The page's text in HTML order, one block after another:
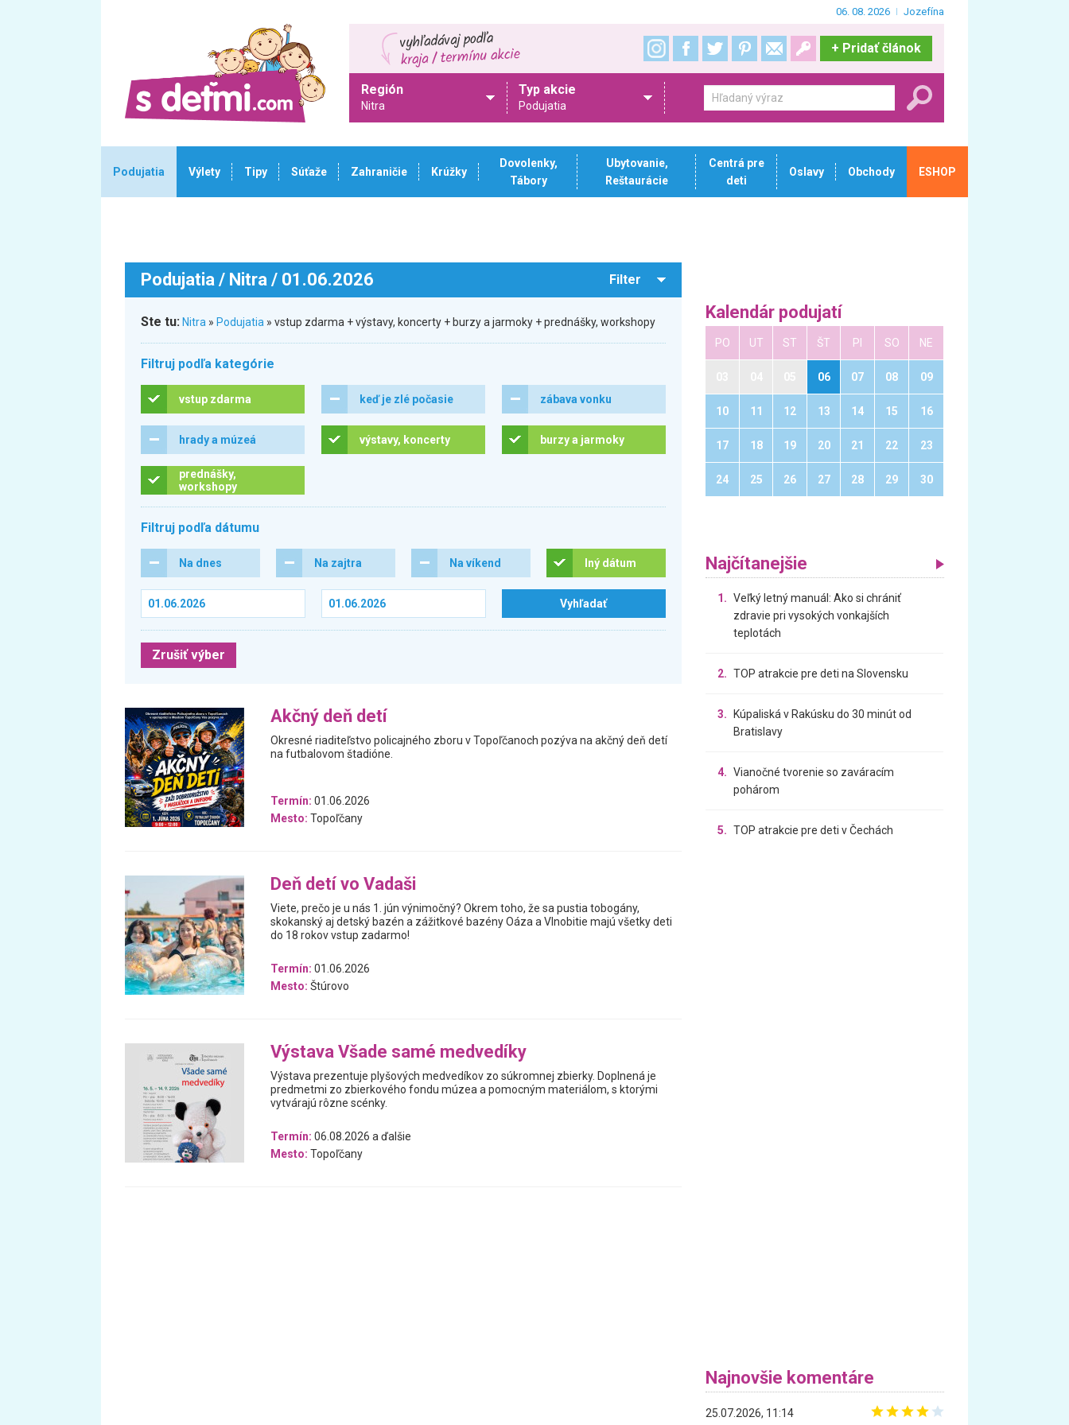
06. 08. 2026 Jozefína
+ Pridať článok
Región
Nitra
Typ akcie
Podujatia
Podujatia Výlety Tipy Súťaže Zahraničie Krúžky
Dovolenky,
Tábory
Ubytovanie,
Reštaurácie
Centrá pre
deti
Oslavy Obchody ESHOP
Podujatia / Nitra / 01.06.2026 Filter
Ste tu: Nitra » Podujatia » vstup zdarma + výstavy, koncerty + burzy a jarmoky + prednášky, workshopy
Filtruj podľa kategórie
vstup zdarma keď je zlé počasie zábava vonku
hrady a múzeá výstavy, koncerty burzy a jarmoky
prednášky,
workshopy
Filtruj podľa dátumu
Na dnes Na zajtra Na víkend Iný dátum
Zrušiť výber
Akčný deň detí
Okresné riaditeľstvo policajného zboru v Topoľčanoch pozýva na akčný deň detí
na futbalovom štadióne.
Termín: 01.06.2026
Mesto: Topoľčany
Deň detí vo Vadaši
Viete, prečo je u nás 1. jún výnimočný? Okrem toho, že sa pustia tobogány,
skokanský aj detský bazén a zážitkové bazény Oáza a Vlnobitie majú všetky deti
do 18 rokov vstup zadarmo!
Termín: 01.06.2026
Mesto: Štúrovo
Výstava Všade samé medvedíky
Výstava prezentuje plyšových medvedíkov zo súkromnej zbierky. Doplnená je
predmetmi zo zbierkového fondu múzea a pomocným materiálom, s ktorými
vytvárajú rôzne scénky.
Termín: 06.08.2026 a ďalšie
Mesto: Topoľčany
Kalendár podujatí
PO UT ST ŠT PI SO NE
06 07 08 09
10 11 12 13 14 15 16
17 18 19 20 21 22 23
24 25 26 27 28 29 30
Najčítanejšie
1. Veľký letný manuál: Ako si chrániť
zdravie pri vysokých vonkajších
teplotách
2. TOP atrakcie pre deti na Slovensku
3.
Kúpaliská v Rakúsku do 30 minút od
Bratislavy
4. Vianočné tvorenie so zaváracím
pohárom
5. TOP atrakcie pre deti v Čechách
Najnovšie komentáre
25.07.2026, 11:14